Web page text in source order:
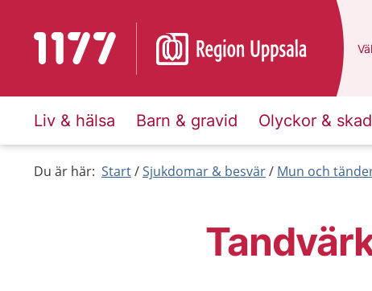
Till startsidan för 1177
Liv & hälsa Barn & gravid Olyckor &
Du är här: Start Sjukdomar & besvär Mun och